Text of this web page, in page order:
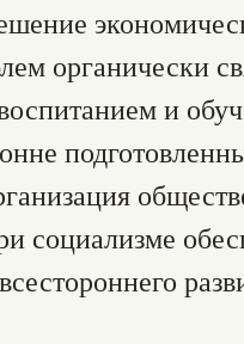
органически
и
социализме